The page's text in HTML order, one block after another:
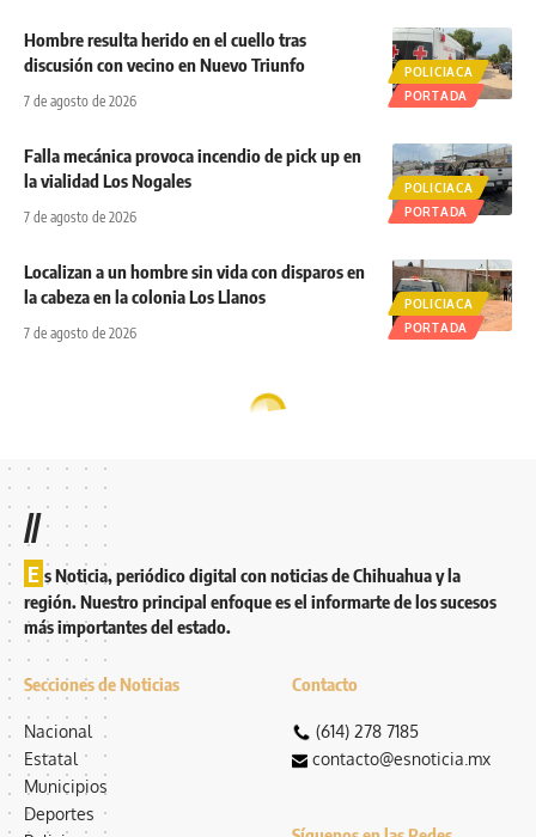
POLICIACA
PORTADA
Hombre resulta herido en el cuello tras
discusión con vecino en Nuevo Triunfo
7 de agosto de 2026
POLICIACA
PORTADA
Falla mecánica provoca incendio de pick up en
la vialidad Los Nogales
7 de agosto de 2026
POLICIACA
PORTADA
Localizan a un hombre sin vida con disparos en
la cabeza en la colonia Los Llanos
7 de agosto de 2026
//
E s Noticia, periódico digital con noticias de Chihuahua y la
región. Nuestro principal enfoque es el informarte de los sucesos
más importantes del estado.
Secciones de Noticias
Nacional
Estatal
Municipios
Deportes
Contacto
(614) 278 7185
contacto@esnoticia.mx